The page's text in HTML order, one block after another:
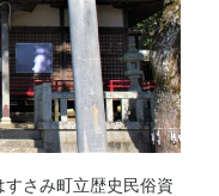
さみ町立歴史民俗資